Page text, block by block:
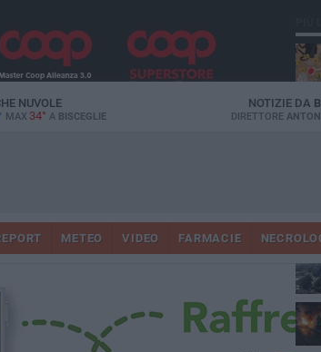
NUVOLE
MAX 34° A BISCEGLIE
NOTIZIE DA
DIRETTORE
METEO VIDEO FARMACIE